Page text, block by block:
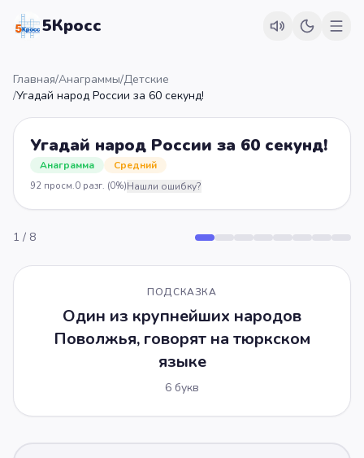
5Кросс
Главная/Анаграммы/Детские
/Угадай народ России за 60 секунд!
Угадай народ России за 60 секунд!
Анаграмма Средний
92 просм.0 разг. (0%)Нашли ошибку?
1 / 8
ПОДСКАЗКА
Один из крупнейших народов
Поволжья, говорят на тюркском
языке
6 букв